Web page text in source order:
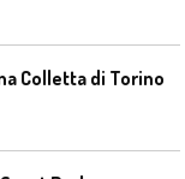
Colletta di Torino